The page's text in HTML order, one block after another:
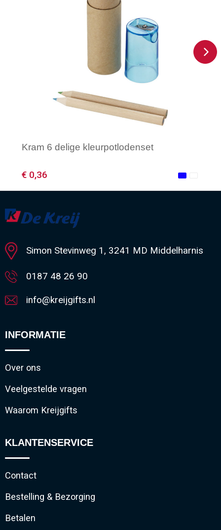
Kram 6 delige kleurpotlodenset
€ 0,36
Minimale afname: 1
Simon Stevinweg 1, 3241 MD Middelharnis
0187 48 26 90
info@kreijgifts.nl
INFORMATIE
Over ons
Veelgestelde vragen
Waarom Kreijgifts
KLANTENSERVICE
Contact
Bestelling & Bezorging
Betalen